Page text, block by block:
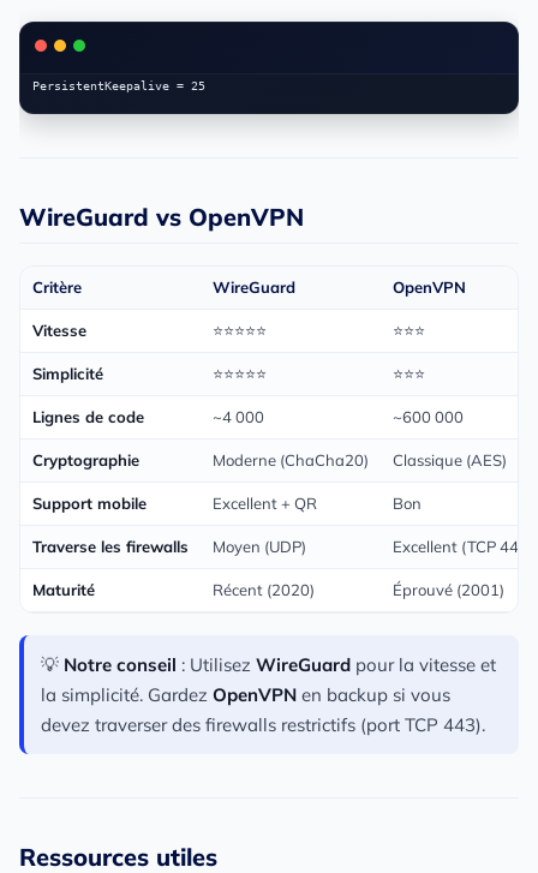
WireGuard vs OpenVPN
Critère WireGuard OpenVPN
Vitesse ⭐⭐⭐⭐⭐ ⭐⭐⭐
Simplicité ⭐⭐⭐⭐⭐ ⭐⭐⭐
Lignes de code ~4 000 ~600 000
Cryptographie Moderne (ChaCha20) Classique (AES)
Support mobile Excellent + QR Bon
Traverse les firewalls Moyen (UDP) Excellent (TCP 443)
Maturité Récent (2020) Éprouvé (2001)
💡 Notre conseil : Utilisez WireGuard pour la vitesse et
la simplicité. Gardez OpenVPN en backup si vous
devez traverser des firewalls restrictifs (port TCP 443).
Ressources utiles